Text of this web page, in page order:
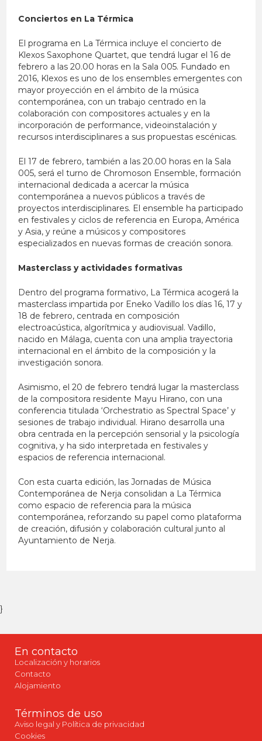
Conciertos en La Térmica
El programa en La Térmica incluye el concierto de
Klexos Saxophone Quartet, que tendrá lugar el 16 de
febrero a las 20.00 horas en la Sala 005. Fundado en
2016, Klexos es uno de los ensembles emergentes con
mayor proyección en el ámbito de la música
contemporánea, con un trabajo centrado en la
colaboración con compositores actuales y en la
incorporación de performance, videoinstalación y
recursos interdisciplinares a sus propuestas escénicas.
El 17 de febrero, también a las 20.00 horas en la Sala
005, será el turno de Chromoson Ensemble, formación
internacional dedicada a acercar la música
contemporánea a nuevos públicos a través de
proyectos interdisciplinares. El ensemble ha participado
en festivales y ciclos de referencia en Europa, América
y Asia, y reúne a músicos y compositores
especializados en nuevas formas de creación sonora.
Masterclass y actividades formativas
Dentro del programa formativo, La Térmica acogerá la
masterclass impartida por Eneko Vadillo los días 16, 17 y
18 de febrero, centrada en composición
electroacústica, algorítmica y audiovisual. Vadillo,
nacido en Málaga, cuenta con una amplia trayectoria
internacional en el ámbito de la composición y la
investigación sonora.
Asimismo, el 20 de febrero tendrá lugar la masterclass
de la compositora residente Mayu Hirano, con una
conferencia titulada ‘Orchestratio as Spectral Space’ y
sesiones de trabajo individual. Hirano desarrolla una
obra centrada en la percepción sensorial y la psicología
cognitiva, y ha sido interpretada en festivales y
espacios de referencia internacional.
Con esta cuarta edición, las Jornadas de Música
Contemporánea de Nerja consolidan a La Térmica
como espacio de referencia para la música
contemporánea, reforzando su papel como plataforma
de creación, difusión y colaboración cultural junto al
Ayuntamiento de Nerja.
}
En contacto
Localización y horarios
Contacto
Alojamiento
Términos de uso
Aviso legal y Política de privacidad
Cookies